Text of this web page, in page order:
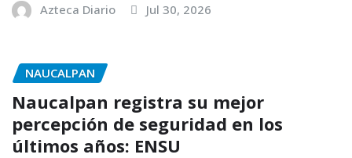
Azteca Diario Jul 30, 2026
NAUCALPAN
Naucalpan registra su mejor
percepción de seguridad en los
últimos años: ENSU